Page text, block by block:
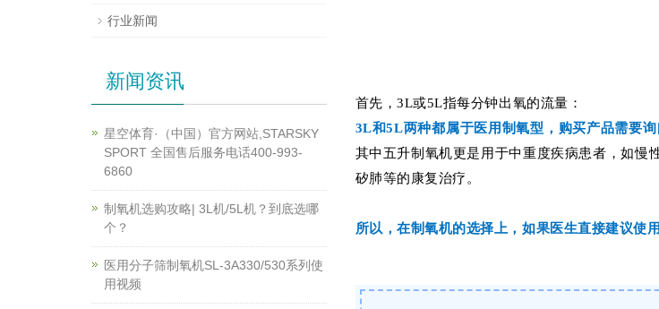
首先，3L或5L指每分钟出氧的流量：
3L和5L两种都属于医用制氧型，购买产品需要
其中五升制氧机更是用于中重度疾病患者，如慢
矽肺等的康复治疗 。
所以，在制氧机的选择上，如果医生直接建议使
行业新闻
新闻资讯
星空体育·（中国）官方网站,STARSKY
SPORT 全国售后服务电话400-993-
6860
制氧机选购攻略| 3L机/5L机？到底选哪
个？
医用分子筛制氧机SL-3A330/530系列使
用视频